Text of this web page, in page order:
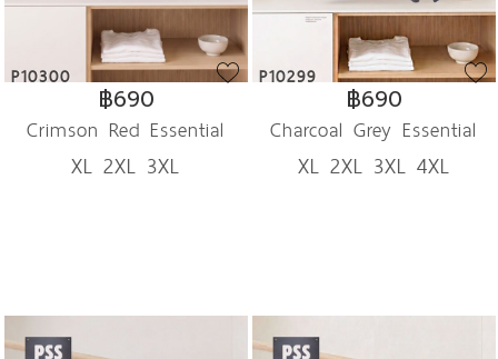
P10300
฿690
Crimson Red Essential
Cardigan
XL 2XL 3XL
P10299
฿690
Charcoal Grey Essential
Cardigan
XL 2XL 3XL 4XL